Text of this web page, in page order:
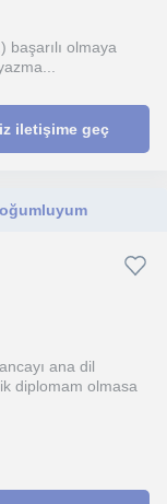
başarılı olmaya
iletişime geç
ana dil
diplomam olmasa